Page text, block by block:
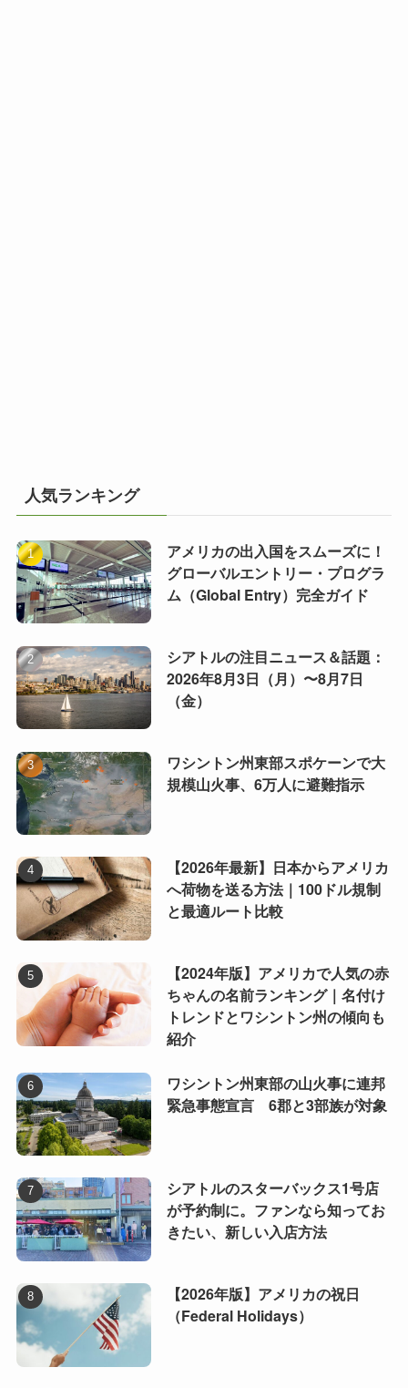
人気ランキング
アメリカの出入国をスムーズに！
グローバルエントリー・プログラ
ム（Global Entry）完全ガイド
シアトルの注目ニュース＆話題：
2026年8月3日（月）〜8月7日
（金）
ワシントン州東部スポケーンで大
規模山火事、6万人に避難指示
【2026年最新】日本からアメリカ
へ荷物を送る方法｜100ドル規制
と最適ルート比較
【2024年版】アメリカで人気の赤
ちゃんの名前ランキング｜名付け
トレンドとワシントン州の傾向も
紹介
ワシントン州東部の山火事に連邦
緊急事態宣言 6郡と3部族が対象
シアトルのスターバックス1号店
が予約制に。ファンなら知ってお
きたい、新しい入店方法
【2026年版】アメリカの祝日
（Federal Holidays）